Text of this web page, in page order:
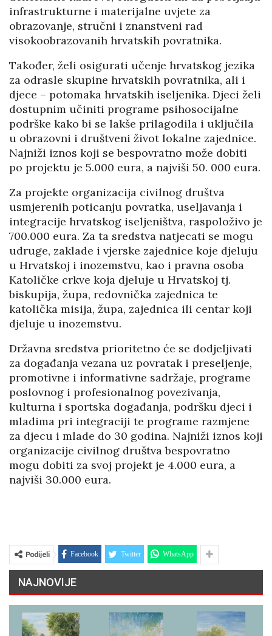
infrastrukturne i materijalne uvjete za
obrazovanje, stručni i znanstveni rad
visokoobrazovanih hrvatskih povratnika.
Također, želi osigurati učenje hrvatskog jezika
za odrasle skupine hrvatskih povratnika, ali i
djece – potomaka hrvatskih iseljenika. Djeci želi
dostupnim učiniti programe psihosocijalne
podrške kako bi se lakše prilagodila i uključila
u obrazovni i društveni život lokalne zajednice.
Najniži iznos koji se bespovratno može dobiti
po projektu je 5.000 eura, a najviši 50. 000 eura.
Za projekte organizacija civilnog društva
usmjerenih poticanju povratka, useljavanja i
integracije hrvatskog iseljeništva, raspoloživo je
700.000 eura. Za ta sredstva natjecati se mogu
udruge, zaklade i vjerske zajednice koje djeluju
u Hrvatskoj i inozemstvu, kao i pravna osoba
Katoličke crkve koja djeluje u Hrvatskoj tj.
biskupija, župa, redovnička zajednica te
katolička misija, župa, zajednica ili centar koji
djeluje u inozemstvu.
Državna sredstva prioritetno će se dodjeljivati
za događanja vezana uz povratak i preseljenje,
promotivne i informativne sadržaje, programe
poslovnog i profesionalnog povezivanja,
kulturna i sportska događanja, podršku djeci i
mladima pri integraciji te programe razmjene
za djecu i mlade do 30 godina. Najniži iznos koji
organizacije civilnog društva bespovratno
mogu dobiti za svoj projekt je 4.000 eura, a
najviši 30.000 eura.
Podijeli Facebook Twitter WhatsApp
NAJNOVIJE